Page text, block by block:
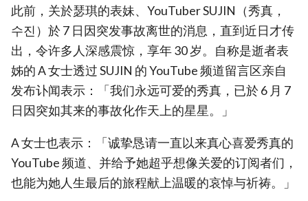
此前，关於瑟琪的表妹、YouTuber SUJIN（秀真，
수진）於 7 日因突发事故离世的消息，直到近日才传
出，令许多人深感震惊，享年 30 岁。自称是逝者表
姊的 A 女士透过 SUJIN 的 YouTube 频道留言区亲自
发布讣闻表示：「我们永远可爱的秀真，已於 6 月 7
日因突如其来的事故化作天上的星星。」
A 女士也表示：「诚挚恳请一直以来真心喜爱秀真的
YouTube 频道、并给予她超乎想像关爱的订阅者们，
也能为她人生最后的旅程献上温暖的哀悼与祈祷。」